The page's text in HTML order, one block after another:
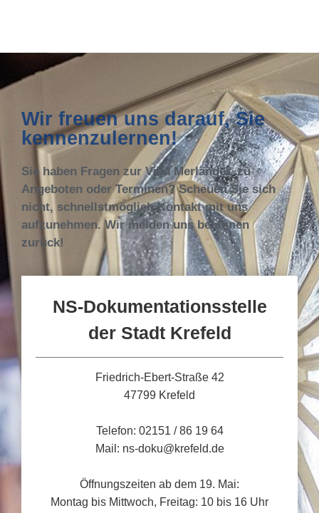
Wir freuen uns darauf, Sie
kennenzulernen!
Sie haben Fragen zur Villa Merländer, zu
Angeboten oder Terminen? Scheuen Sie sich
nicht, schnellstmöglich Kontakt mit uns
aufzunehmen. Wir melden uns bei Ihnen
zurück!
NS-Dokumentationsstelle
der Stadt Krefeld
Friedrich-Ebert-Straße 42
47799 Krefeld
Telefon: 02151 / 86 19 64
Mail: ns-doku@krefeld.de
Öffnungszeiten ab dem 19. Mai:
Montag bis Mittwoch, Freitag: 10 bis 16 Uhr